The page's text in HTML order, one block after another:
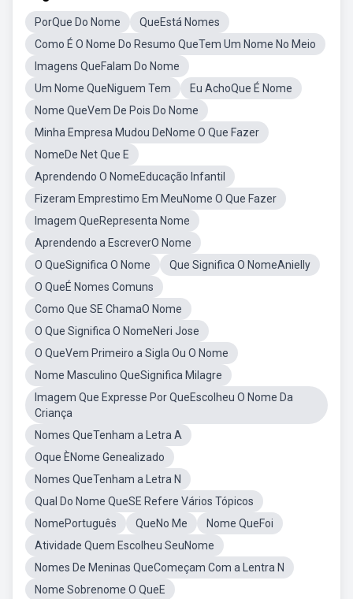
PorQue Do Nome
QueEstá Nomes
Como É O Nome Do Resumo QueTem Um Nome No Meio
Imagens QueFalam Do Nome
Um Nome QueNiguem Tem
Eu AchoQue É Nome
Nome QueVem De Pois Do Nome
Minha Empresa Mudou DeNome O Que Fazer
NomeDe Net Que E
Aprendendo O NomeEducação Infantil
Fizeram Emprestimo Em MeuNome O Que Fazer
Imagem QueRepresenta Nome
Aprendendo a EscreverO Nome
O QueSignifica O Nome
Que Significa O NomeAnielly
O QueÉ Nomes Comuns
Como Que SE ChamaO Nome
O Que Significa O NomeNeri Jose
O QueVem Primeiro a Sigla Ou O Nome
Nome Masculino QueSignifica Milagre
Imagem Que Expresse Por QueEscolheu O Nome Da
Criança
Nomes QueTenham a Letra A
Oque ÈNome Genealizado
Nomes QueTenham a Letra N
Qual Do Nome QueSE Refere Vários Tópicos
NomePortuguês
QueNo Me
Nome QueFoi
Atividade Quem Escolheu SeuNome
Nomes De Meninas QueComeçam Com a Lentra N
Nome Sobrenome O QueE